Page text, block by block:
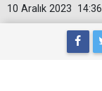
14:36
10 Aralık 2023